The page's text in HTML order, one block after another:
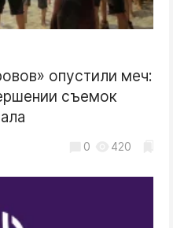
опустили меч:
съемок
0 420